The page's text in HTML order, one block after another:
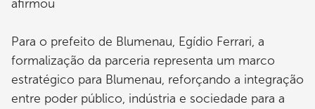
afirmou
Para o prefeito de Blumenau, Egídio Ferrari, a
formalização da parceria representa um marco
estratégico para Blumenau, reforçando a integração
entre poder público, indústria e sociedade para a